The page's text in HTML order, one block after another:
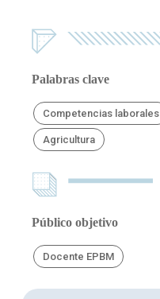
Palabras clave
Competencias laborales
Agricultura
Público objetivo
Docente EPBM